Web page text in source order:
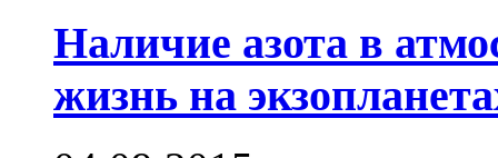
Наличие азота в
жизнь на